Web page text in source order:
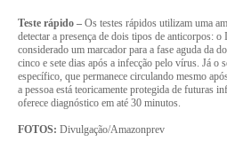
Teste rápido – Os testes rápidos utilizam uma
detectar a presença de dois tipos de anticorpos:
considerado um marcador para a fase aguda da
cinco e sete dias após a infecção pelo vírus. Já o
específico, que permanece circulando mesmo
a pessoa está teoricamente protegida de futuras
oferece diagnóstico em até 30 minutos.
FOTOS: Divulgação/Amazonprev